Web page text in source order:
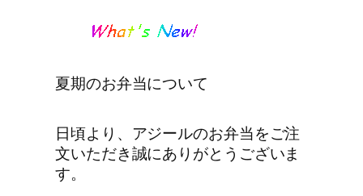
夏期のお弁当について
日頃より、アジールのお弁当をご注
文いただき誠にありがとうございま
す。